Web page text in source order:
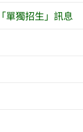
單獨招生」訊息